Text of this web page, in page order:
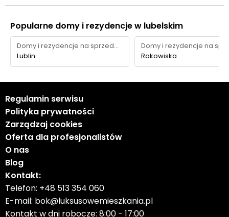
Popularne domy i rezydencje w lubelskim
Domy i rezydencje na sprzedaż
Lublin
Rakowiska
Regulamin serwisu
Polityka prywatności
Zarządzaj cookies
Oferta dla profesjonalistów
O nas
Blog
Kontakt:
Telefon: +48 513 354 060
E-mail: bok@luksusowemieszkania.pl
Kontakt w dni robocze: 8:00 - 17:00